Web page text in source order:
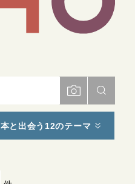
本と出会う12のテーマ